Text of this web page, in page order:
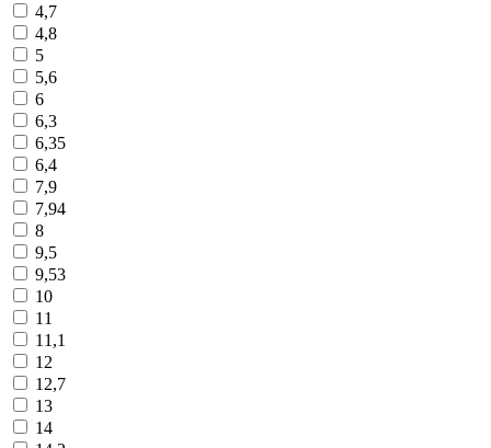
4,7
4,8
5
5,6
6
6,3
6,35
6,4
7,9
7,94
8
9,5
9,53
10
11
11,1
12
12,7
13
14